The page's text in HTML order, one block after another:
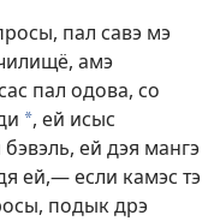
пал савэ мэ
амэ
пал одова, со
*, ей исыс
ей дэя мангэ
ей,— если камэс тэ
подык дрэ